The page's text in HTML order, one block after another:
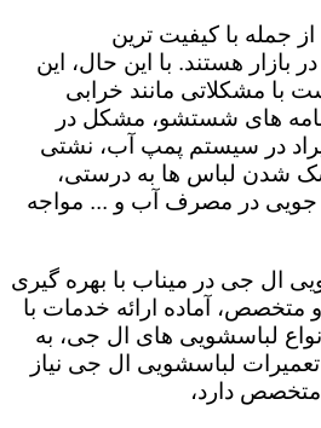
جمله با کیفیت ترین
بازار هستند. با این حال، این
با مشکلاتی مانند خرابی
های شستشو، مشکل در
در سیستم پمپ آب، نشتی
شدن لباس ها به درستی،
در مصرف آب و ... مواجه
ال جی در میناب با بهره گیری
آماده ارائه خدمات با
لباسشویی های ال جی، به
لباسشویی ال جی نیاز
دارد،